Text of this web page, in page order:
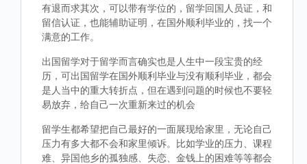
有退而求其次，可以带有学位的，留学回国人员证，和
留信认证，也能辅助证明，在国外顺利毕业的，找一个
满意的工作。
出国留学对于留学而言确实也是人生中一段宝贵的经
历，可出国留学在国外顺利毕业与没有顺利毕业，都会
是人当中的重大转折点，但在遇到问题的时候也不要轻
易放弃，给自己一次重新来过的机会
留学生都希望把自己最好的一面展现给家里，无论自己
压力有多大都不会和家里倾诉。比如学业的压力、课程
难、异国他乡的孤独感、失恋、金钱上的困难等等都会